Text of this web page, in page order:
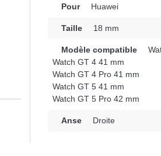
Pour Huawei
Taille 18 mm
Modèle compatible
Watch GT 4 41 mm
Watch GT 4 Pro 41 mm
Watch GT 5 41 mm
Watch GT 5 Pro 42 mm
Anse Droite